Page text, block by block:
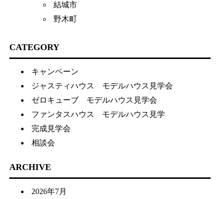
結城市
野木町
CATEGORY
キャンペーン
ジャスティハウス モデルハウス見学会
ゼロキューブ モデルハウス見学会
ファンタスハウス モデルハウス見学
完成見学会
相談会
ARCHIVE
2026年7月